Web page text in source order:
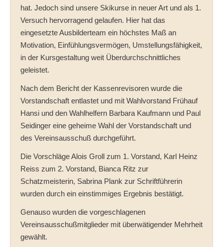
hat. Jedoch sind unsere Skikurse in neuer Art und als 1.
Versuch hervorragend gelaufen. Hier hat das
eingesetzte Ausbilderteam ein höchstes Maß an
Motivation, Einfühlungsvermögen, Umstellungsfähigkeit,
in der Kursgestaltung weit Überdurchschnittliches
geleistet.
Nach dem Bericht der Kassenrevisoren wurde die
Vorstandschaft entlastet und mit Wahlvorstand Frühauf
Hansi und den Wahlhelfern Barbara Kaufmann und Paul
Seidinger eine geheime Wahl der Vorstandschaft und
des Vereinsausschuß durchgeführt.
Die Vorschläge Alois Groll zum 1. Vorstand, Karl Heinz
Reiss zum 2. Vorstand, Bianca Ritz zur
Schatzmeisterin, Sabrina Plank zur Schriftführerin
wurden durch ein einstimmiges Ergebnis bestätigt.
Genauso wurden die vorgeschlagenen
Vereinsausschußmitglieder mit überwätigender Mehrheit
gewählt.